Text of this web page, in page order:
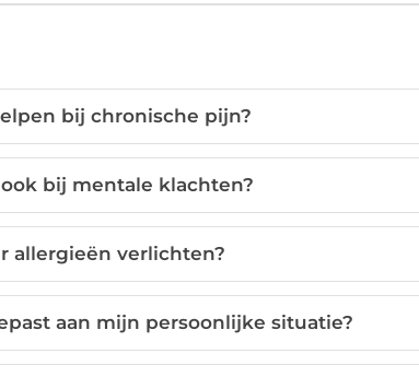
bij chronische pijn?
bij mentale klachten?
allergieën verlichten?
aan mijn persoonlijke situatie?